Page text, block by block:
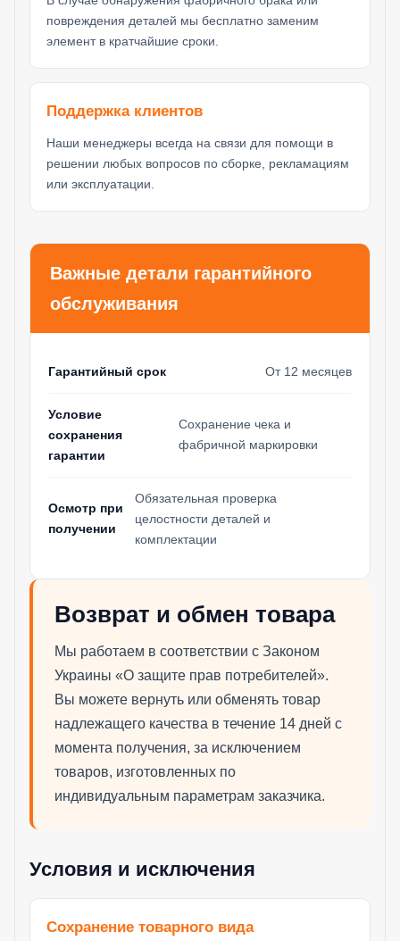
повреждения деталей мы бесплатно заменим
элемент в кратчайшие сроки.
Поддержка клиентов
Наши менеджеры всегда на связи для помощи в
решении любых вопросов по сборке, рекламациям
или эксплуатации.
Важные детали гарантийного
обслуживания
Гарантийный срок От 12 месяцев
Условие
сохранения
гарантии
Сохранение чека и
фабричной маркировки
Осмотр при
получении
Обязательная проверка
целостности деталей и
комплектации
Возврат и обмен товара
Мы работаем в соответствии с Законом
Украины «О защите прав потребителей».
Вы можете вернуть или обменять товар
надлежащего качества в течение 14 дней с
момента получения, за исключением
товаров, изготовленных по
индивидуальным параметрам заказчика.
Условия и исключения
Сохранение товарного вида